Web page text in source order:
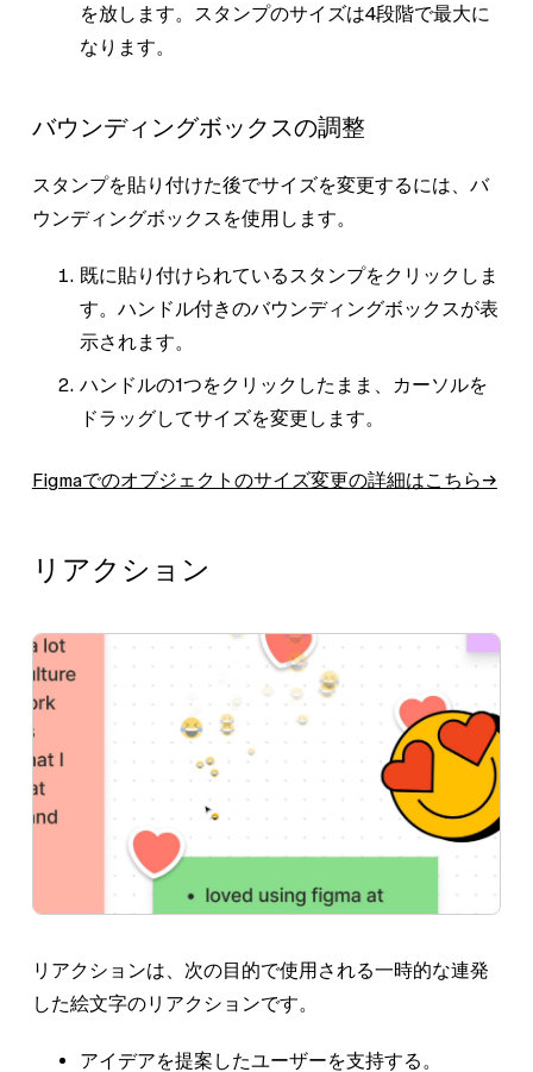
を放します。スタンプのサイズは4段階で最大に
なります。
バウンディングボックスの調整
スタンプを貼り付けた後でサイズを変更するには、バ
ウンディングボックスを使用します。
既に貼り付けられているスタンプをクリックしま
す。ハンドル付きのバウンディングボックスが表
示されます。
ハンドルの1つをクリックしたまま、カーソルを
ドラッグしてサイズを変更します。
Figmaでのオブジェクトのサイズ変更の詳細はこちら→
リアクション
リアクションは、次の目的で使用される一時的な連発
した絵文字のリアクションです。
アイデアを提案したユーザーを支持する。